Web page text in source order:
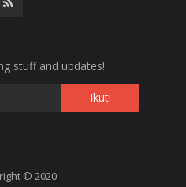
stuff and updates!
© 2020